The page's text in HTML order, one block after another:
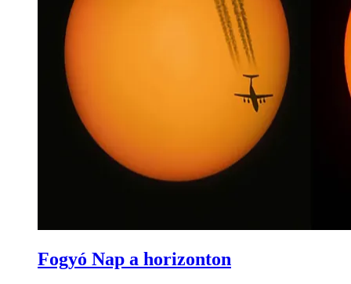
Fogyó Nap a horizonton